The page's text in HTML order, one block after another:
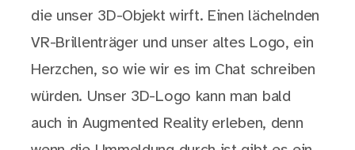
die unser 3D-Objekt wirft. Einen lächelnden
VR-Brillenträger und unser altes Logo, ein
Herzchen, so wie wir es im Chat schreiben
würden. Unser 3D-Logo kann man bald
auch in Augmented Reality erleben, denn